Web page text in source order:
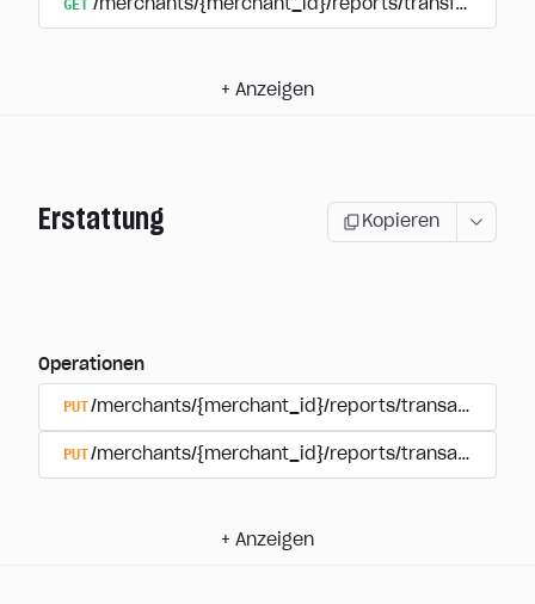
GET /merchants/{merchant_id}/reports/transfers
+ Anzeigen
Erstattung Kopieren
Operationen
PUT/merchants/{merchant_id}/reports/transactions/
PUT/merchants/{merchant_id}/reports/transactions/
+ Anzeigen